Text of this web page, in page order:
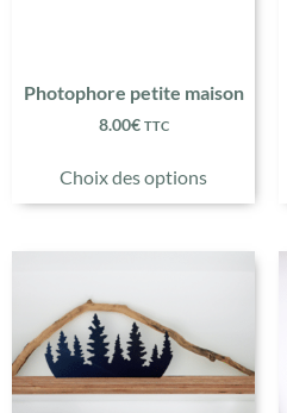
Photophore petite maison
8.00€ TTC
Choix des options